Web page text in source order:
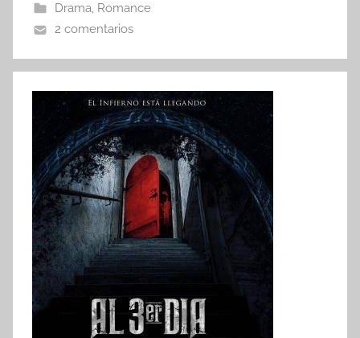
Drama, Romance
2 comentarios